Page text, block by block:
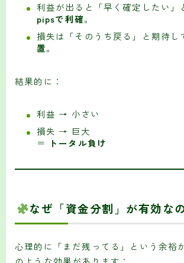
利益が出ると「早く確定したい」
pipsで利確。
損失は「そのうち戻る」と期待し
置。
結果的に：
利益 → 小さい
損失 → 巨大
＝
トータル負け
なぜ「資金分割」が有効な
心理的に「まだ残ってる」という余裕